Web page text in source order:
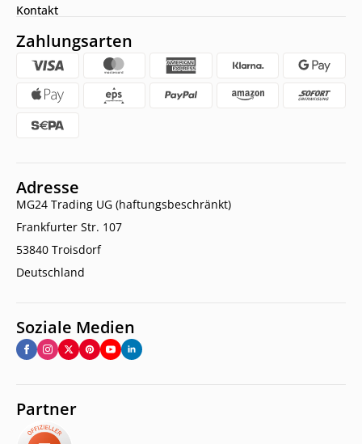
Kontakt
Zahlungsarten
Adresse
MG24 Trading UG (haftungsbeschränkt)
Frankfurter Str. 107
53840 Troisdorf
Deutschland
Soziale Medien
Partner